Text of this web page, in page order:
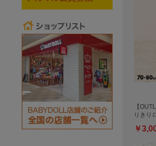
【
りきり
￥